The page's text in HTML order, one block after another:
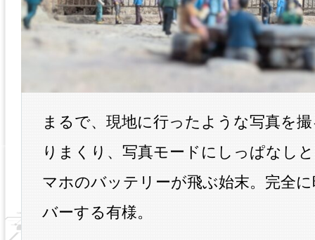
まるで、現地に行ったような写真を
りまくり、写真モードにしっぱなし
マホのバッテリーが飛ぶ始末。完全
バーする有様。